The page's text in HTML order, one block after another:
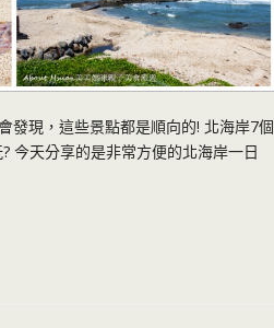
發現，這些景點都是順向的! 北海岸7個
今天分享的是非常方便的北海岸一日